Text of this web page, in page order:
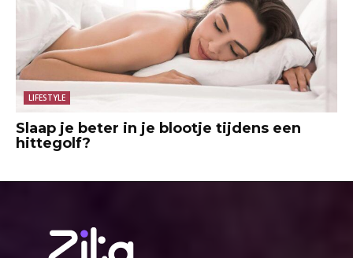
LIFESTYLE
Slaap je beter in je blootje tijdens een
hittegolf?